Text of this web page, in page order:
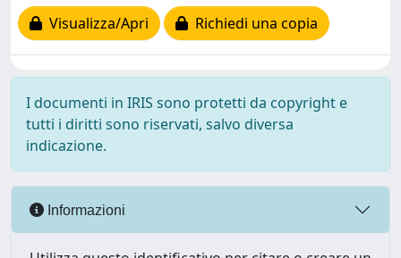
Visualizza/Apri
Richiedi una copia
I documenti in IRIS sono protetti da copyright e
tutti i diritti sono riservati, salvo diversa
indicazione.
Informazioni